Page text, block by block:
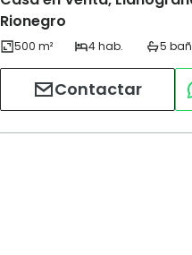
Rionegro
Contactar